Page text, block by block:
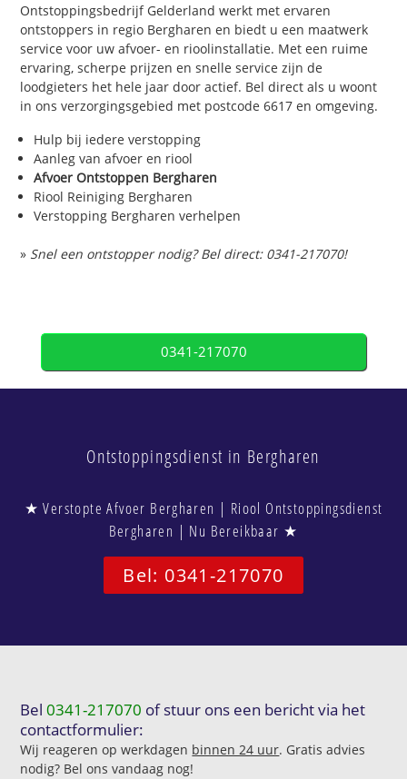
Ontstoppingsbedrijf Gelderland werkt met ervaren
ontstoppers in regio Bergharen en biedt u een maatwerk
service voor uw afvoer- en rioolinstallatie. Met een ruime
ervaring, scherpe prijzen en snelle service zijn de
loodgieters het hele jaar door actief. Bel direct als u woont
in ons verzorgingsgebied met postcode 6617 en omgeving.
Hulp bij iedere verstopping
Aanleg van afvoer en riool
Afvoer Ontstoppen Bergharen
Riool Reiniging Bergharen
Verstopping Bergharen verhelpen
» Snel een ontstopper nodig? Bel direct: 0341-217070!
0341-217070
Ontstoppingsdienst in Bergharen
★ Verstopte Afvoer Bergharen | Riool Ontstoppingsdienst
Bergharen | Nu Bereikbaar ★
Bel: 0341-217070
Bel0341-217070 of stuur ons een bericht via het
contactformulier:
Wij reageren op werkdagen binnen 24 uur. Gratis advies
nodig? Bel ons vandaag nog!